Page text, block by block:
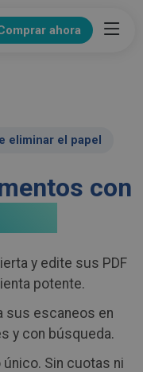
eliminar el papel
con
y edite sus PDF
potente.
sus escaneos en
y con búsqueda.
único. Sin cuotas ni
ahora